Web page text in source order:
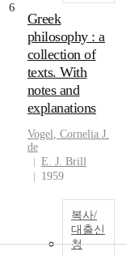
6
Greek
philosophy : a
collection of
texts. With
notes and
explanations
Vogel, Cornelia J.
de
E. J. Brill
1959
복사/
대출신
청